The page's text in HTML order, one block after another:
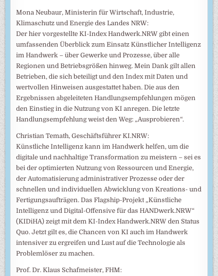
Mona Neubaur, Ministerin für Wirtschaft, Industrie,
Klimaschutz und Energie des Landes NRW:
Der hier vorgestellte KI-Index Handwerk.NRW gibt einen
umfassenden Überblick zum Einsatz Künstlicher Intelligenz
im Handwerk – über Gewerke und Prozesse, über alle
Regionen und Betriebsgrößen hinweg. Mein Dank gilt allen
Betrieben, die sich beteiligt und den Index mit Daten und
wertvollen Hinweisen ausgestattet haben. Die aus den
Ergebnissen abgeleiteten Handlungsempfehlungen mögen
den Einstieg in die Nutzung von KI anregen. Die letzte
Handlungsempfehlung weist den Weg: „Ausprobieren“.
Christian Temath, Geschäftsführer KI.NRW:
Künstliche Intelligenz kann im Handwerk helfen, um die
digitale und nachhaltige Transformation zu meistern – sei es
bei der optimierten Nutzung von Ressourcen und Energie,
der Automatisierung administrativer Prozesse oder der
schnellen und individuellen Abwicklung von Kreations- und
Fertigungsaufträgen. Das Flagship-Projekt „Künstliche
Intelligenz und Digital-Offensive für das HANDwerk.NRW“
(KIDiHA) zeigt mit dem KI-Index Handwerk.NRW den Status
Quo. Jetzt gilt es, die Chancen von KI auch im Handwerk
intensiver zu ergreifen und Lust auf die Technologie als
Problemlöser zu machen.
Prof. Dr. Klaus Schafmeister, FHM: